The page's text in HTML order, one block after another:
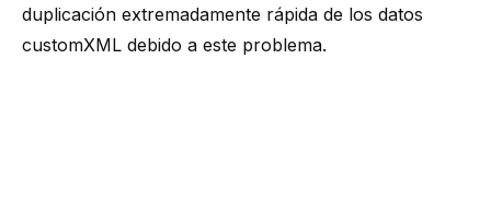
duplicación extremadamente rápida de los datos
customXML debido a este problema.